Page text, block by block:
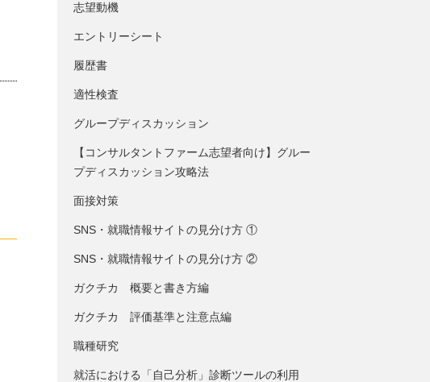
志望動機
エントリーシート
履歴書
適性検査
グループディスカッション
【コンサルタントファーム志望者向け】グルー
プディスカッション攻略法
面接対策
SNS・就職情報サイトの見分け方 ①
SNS・就職情報サイトの見分け方 ②
ガクチカ 概要と書き方編
ガクチカ 評価基準と注意点編
職種研究
就活における「自己分析」診断ツールの利用